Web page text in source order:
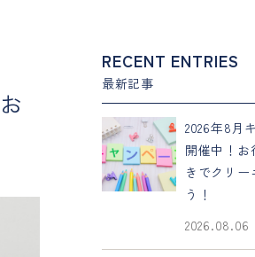
RECENT ENTRIES
最新記事
2026年8月
開催中！お
きでクリー
う！
2026.08.06